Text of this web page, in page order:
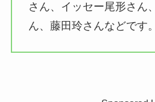
さん、イッセー尾形さん
ん、藤田玲さんなどです。